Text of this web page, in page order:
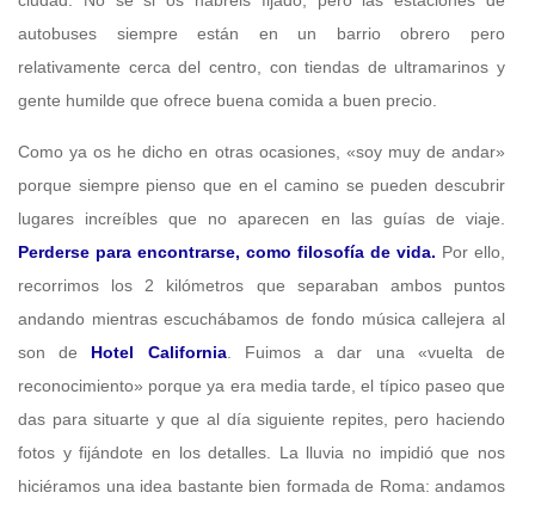
autobuses siempre están en un barrio obrero pero
relativamente cerca del centro, con tiendas de ultramarinos y
gente humilde que ofrece buena comida a buen precio.
Como ya os he dicho en otras ocasiones, «soy muy de andar»
porque siempre pienso que en el camino se pueden descubrir
lugares increíbles que no aparecen en las guías de viaje.
Perderse para encontrarse, como filosofía de vida. Por ello,
recorrimos los 2 kilómetros que separaban ambos puntos
andando mientras escuchábamos de fondo música callejera al
son de Hotel California. Fuimos a dar una «vuelta de
reconocimiento» porque ya era media tarde, el típico paseo que
das para situarte y que al día siguiente repites, pero haciendo
fotos y fijándote en los detalles. La lluvia no impidió que nos
hiciéramos una idea bastante bien formada de Roma: andamos